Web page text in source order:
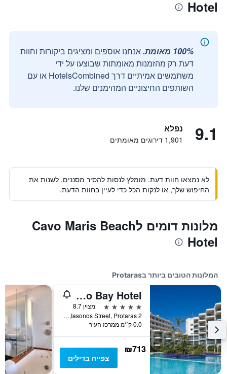
Hotel
100% מאומת.
אנחנו אוספים ומציגים ביקורות וחוות
דעת רק מהזמנות מאומתות שבוצעו על ידי
משתמשים אמיתיים דרך HotelsCombined או עם
השותפים החיצוניים המהימנים שלנו.
9.1 נפלא
1,901 דירוגים מאומתים
לא נמצאו חוות דעת. מומלץ לנסות להסיר מסננים, לשנות את
החיפוש שלך, או לנקות הכל כדי לעיין בחוות הדעת.
מלונות דומים לCavo Maris Beach
Hotel
המלונות הטובים ביותר בProtaras
Capo Bay Hotel
5 כוכבים
מצוין 8.7
2 Iasonos Street, Protaras, קפריסין
0.0 ק״מ ממרכז העיר
₪713
צפייה בדילים